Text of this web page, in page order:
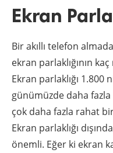
Ekran
Bir akıllı telefon
ekran parlaklığının
Ekran parlaklığı
günümüzde daha
çok daha fazla rahat
Ekran parlaklığı
önemli. Eğer ki ekran